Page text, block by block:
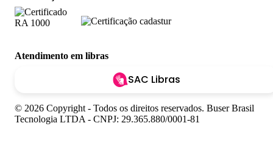
Atendimento em libras
SAC Libras
© 2026 Copyright - Todos os direitos reservados. Buser Brasil
Tecnologia LTDA - CNPJ: 29.365.880/0001-81